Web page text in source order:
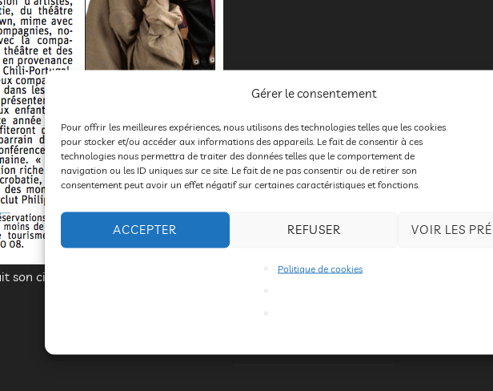
Gérer le consentement
Pour offrir les meilleures expériences, nous utilisons des technologies telles que les cookies
pour stocker et/ou accéder aux informations des appareils. Le fait de consentir à ces
technologies nous permettra de traiter des données telles que le comportement de
navigation ou les ID uniques sur ce site. Le fait de ne pas consentir ou de retirer son
consentement peut avoir un effet négatif sur certaines caractéristiques et fonctions.
ACCEPTER REFUSER VOIR LES
Politique de cookies
son cirque, c’est à Saint-Sylvestre, le 30/03/2019, article du Dauphiné Libéré